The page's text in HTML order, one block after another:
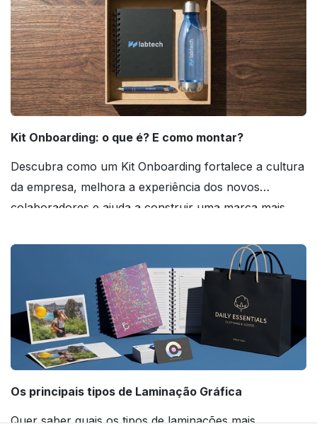
Kit Onboarding: o que é? E como montar?
Descubra como um Kit Onboarding fortalece a cultura
da empresa, melhora a experiência dos novos
colaboradores e ajuda a construir uma marca mais
Os principais tipos de Laminação Gráfica
Quer saber quais os tipos de laminações mais